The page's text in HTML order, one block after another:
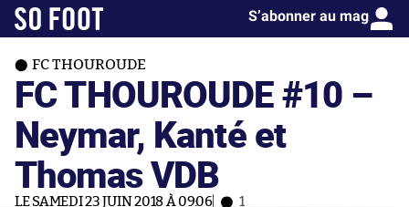
S’abonner au mag
FC THOUROUDE
FC THOUROUDE #10 –
Neymar, Kanté et
Thomas VDB
LE SAMEDI 23 JUIN 2018 À 09:06 1